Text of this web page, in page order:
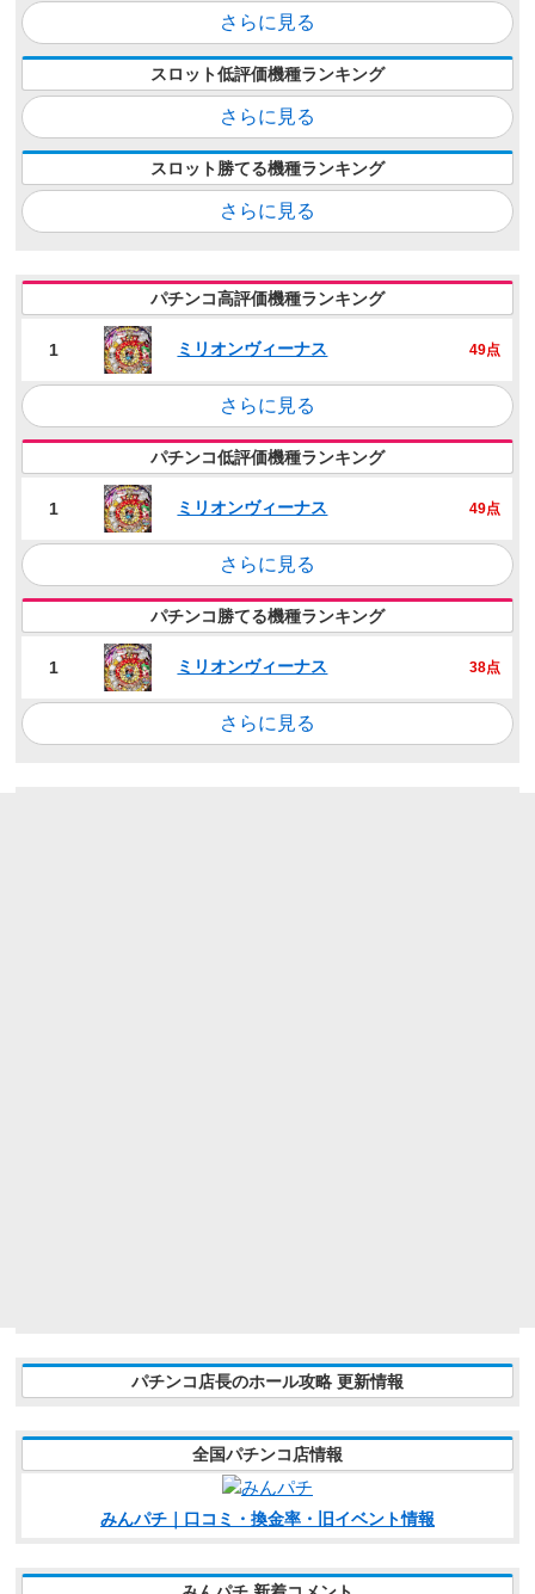
さらに見る
スロット低評価機種ランキング
さらに見る
スロット勝てる機種ランキング
さらに見る
パチンコ高評価機種ランキング
1 ミリオンヴィーナス 49点
さらに見る
パチンコ低評価機種ランキング
1 ミリオンヴィーナス 49点
さらに見る
パチンコ勝てる機種ランキング
1 ミリオンヴィーナス 38点
さらに見る
パチンコ店長のホール攻略 更新情報
全国パチンコ店情報
みんパチ｜口コミ・換金率・旧イベント情報